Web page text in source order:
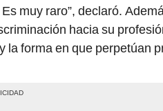
muy raro”, declaró.
hacia su
la forma en que perpetúan